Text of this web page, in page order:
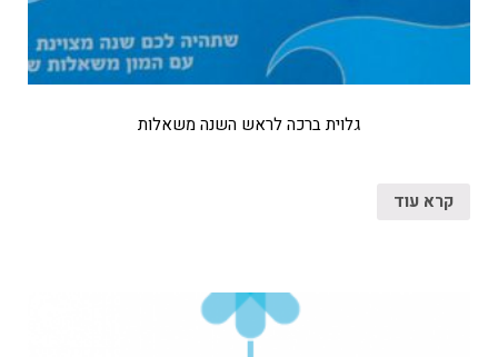
גלוית ברכה לראש השנה משאלות
קרא עוד